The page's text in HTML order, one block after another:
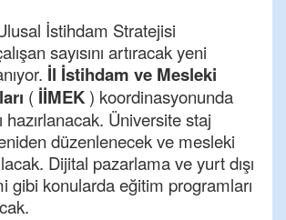
İstihdam Stratejisi
sayısını artıracak yeni
İl İstihdam ve Mesleki
( İİMEK ) koordinasyonunda
hazırlanacak. Üniversite staj
düzenlenecek ve mesleki
Dijital pazarlama ve yurt dışı
gibi konularda eğitim programları